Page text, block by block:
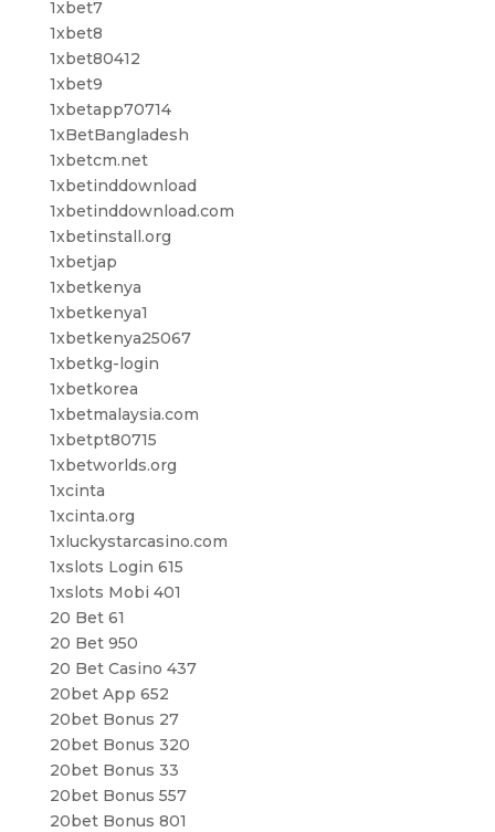
1xbet7
1xbet8
1xbet80412
1xbet9
1xbetapp70714
1xBetBangladesh
1xbetcm.net
1xbetinddownload
1xbetinddownload.com
1xbetinstall.org
1xbetjap
1xbetkenya
1xbetkenya1
1xbetkenya25067
1xbetkg-login
1xbetkorea
1xbetmalaysia.com
1xbetpt80715
1xbetworlds.org
1xcinta
1xcinta.org
1xluckystarcasino.com
1xslots Login 615
1xslots Mobi 401
20 Bet 61
20 Bet 950
20 Bet Casino 437
20bet App 652
20bet Bonus 27
20bet Bonus 320
20bet Bonus 33
20bet Bonus 557
20bet Bonus 801